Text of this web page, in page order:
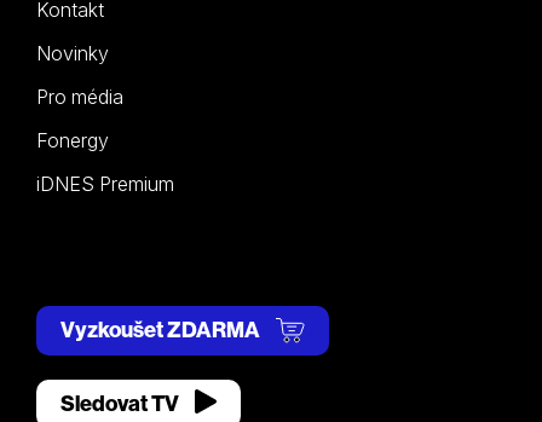
Kontakt
Novinky
Pro média
Fonergy
iDNES Premium
Vyzkoušet ZDARMA
Sledovat TV